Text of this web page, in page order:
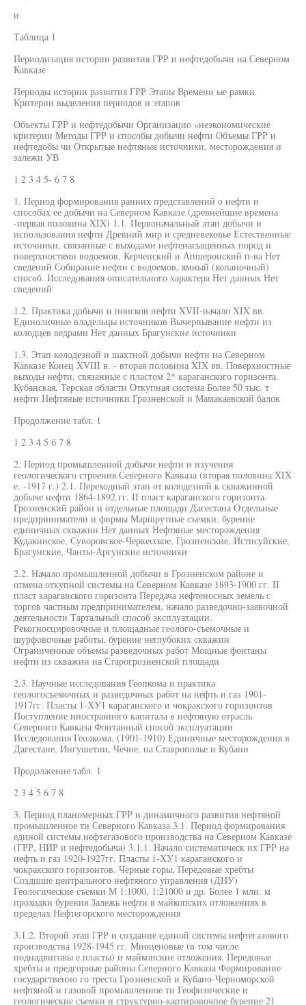
и
Таблица 1
Периодизация истории развития ГРР и нефтедобычи на Северном
Кавказе
Периоды истории развития ГРР Этапы Времени ые рамки
Критерии выделения периодов и этапов
Объекты ГРР и нефтедобычи Оргаиизацио »неэкономические
критерии Методы ГРР и способы добычи нефти Объемы ГРР и
нефтедобы чи Открытые нефтяные источники, месторождения и
залежи УВ
1 2 3 4 5- 6 7 8
1. Период формирования ранних представлений о нефти и
способах ее добычи на Северном Кавказе (древнейшие времена
-первая половина XIX) 1.1. Первоначальный этап добычи и
использования нефти Древний мир и средневековье Естественные
источники, связанные с выходами нефтенасыщенных пород и
поверхностями водоемов. Керченский и Апшеронский п-ва Нет
сведений Собирание нефти с водоемов, ямный (копаночный)
способ. Исследования описательного характера Нет данных Нет
сведений
1.2. Практика добычи и поисков нефти XVII-начало XIX вв.
Единоличные владельцы источников Вычерпывание нефти из
колодцев ведрами Нет данных Брагунские источники
1.3. Этап колодезной и шахтной добычи нефти на Северном
Кавказе Конец XVIII в. - вторая половина XIX вв. Поверхностные
выходы нефти, связанные с пластом 2* караганского горизонта.
Кубанская, Терская области Откупная система Более 50 тыс. т
нефти Нефтяные источники Грозненской и Мамакаевской балок
Продолжение табл. 1
1 2 3 4 5 б 7 8
2. Период промышленной добычи нефти и изучения
геологического строения Северного Кавказа (вторая половина XIX
е. -1917 г.) 2.1. Переходный этап от колодезной к скважинной
добыче нефти 1864-1892 гг. II пласт караганского горизонта.
Грозненский район и отдельные площади Дагестана Отдельные
предприниматели и фирмы Маршрутные съемки, бурение
единичных скважин Нет данных Нефтяные месторождения
Кудакинское, Суворовское-Черкесское, Грозненские, Истисуйские,
Брагунские, Чанты-Аргунские источники
2.2. Начало промышленной добычи в Грозненском районе и
отмена откупной системы на Северном Кавказе 1893-1900 гг. II
пласт караганского горизонта Передача нефтеносных земель с
торгов частным предпринимателем, начало разведочно-заявочной
деятельности Тартальный способ эксплуатации.
Рекогносцировочные и площадные геолого-съемочные и
шурфовочные работы, бурение неглубоких скважин
Ограниченные объемы разведочных работ Мощные фонтаны
нефти из скважин на Старогрозненской площади
2.3. Научные исследования Геопкома и практика
геологосъемочных и разведочных работ на нефть и газ 1901-
1917гг. Пласты 1-ХУ1 караганского и чокракского горизонтов
Поступление иностранного капитала в нефтяную отрасль
Северного Кавказа Фонтанный способ эксплуатации
Исследования Геолкома. (1901-1910) Единичные месторождения в
Дагестане, Ингушетии, Чечне, на Ставрополье и Кубани
Продолжение табл. 1
2 3 4 5 6 7 8
3. Период планомерных ГРР и динамичного развития нефтяной
промышленное ти Северного Кавказа 3.1. Период формирования
единой системы нефтегазового производства на Северном Кавказе
(ГРР, НИР и нефтедобыча) 3.1.1. Начало систематическ их ГРР на
нефть и газ 1920-1927гг. Пласты 1-ХУ1 караганского и
чокракского горизонтов. Черные горы, Передовые хребты
Создшше центрального нефтяного управления (ДНУ)
Геологические съемки М 1:1000, 1:21000 и др. Более 1 млн. м
проходки бурения Залежь нефти в майкопских отложениях в
пределах Нефтегорского месторождения
3.1.2. Второй этап ГРР и создание единой системы нефтегазового
производства 1928-1945 гг. Миоценовые (в том числе
поднадвиговы е пласты) и майкопские отложения. Передовые
хребты и предгорные районы Северного Кавказа Формирование
государственно го треста Грозненской и Кубано-Черноморской
нефтяной и газовой промышленное ти Геофизические и
геологические съемки и структурно-картировочпое бурение 21